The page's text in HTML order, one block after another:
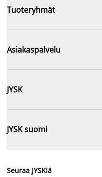
Tuoteryhmät
Asiakaspalvelu
JYSK
JYSK suomi
Seuraa JYSKiä